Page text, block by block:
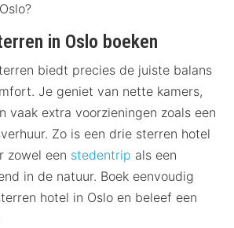
in Oslo boeken
biedt precies de juiste balans
Je geniet van nette kamers,
vaak extra voorzieningen zoals een
Zo is een drie sterren hotel
zowel een stedentrip als een
in de natuur. Boek eenvoudig
hotel in Oslo en beleef een